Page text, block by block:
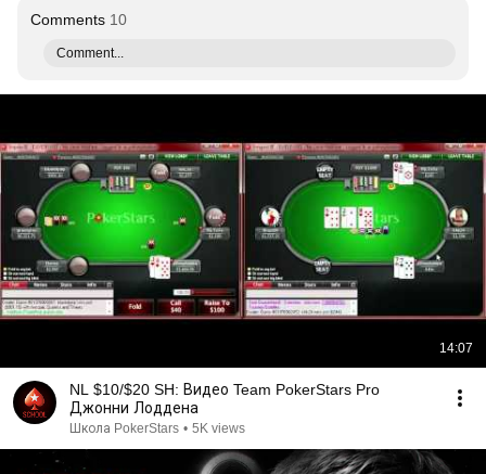
Comments 10
Comment...
14:07
NL $10/$20 SH: Видео Team PokerStars Pro
Джонни Лоддена
Школа PokerStars • 5K views